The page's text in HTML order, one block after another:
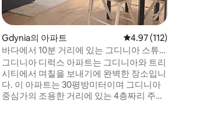
Gdynia의 아파트 평점 4.97점(5점 만점),
4.97 (112)
바다에서 10분 거리에 있는 그디니아 스튜
디오 디럭스
그디니아 디럭스 아파트는 그디니아와 트리
시티에서 며칠을 보내기에 완벽한 장소입니
다. 이 아파트는 30평방미터이며 그디니아
중심가의 조용한 거리에 있는 4층짜리 주택